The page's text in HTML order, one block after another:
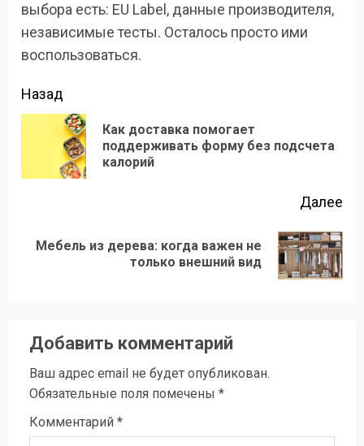
выбора есть: EU Label, данные производителя,
независимые тесты. Осталось просто ими
воспользоваться.
Продолжить
чтение
Назад
Как доставка помогает
поддерживать форму без подсчета
калорий
Далее
Следующая
Мебель из дерева: когда важен не
только внешний вид
Добавить комментарий
Ваш адрес email не будет опубликован.
Обязательные поля помечены *
Комментарий *